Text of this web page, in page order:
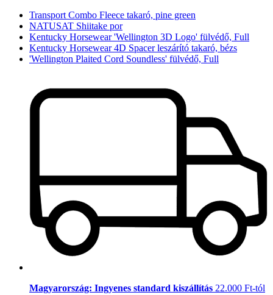
Transport Combo Fleece takaró, pine green
NATUSAT Shiitake por
Kentucky Horsewear 'Wellington 3D Logo' fülvédő, Full
Kentucky Horsewear 4D Spacer leszárító takaró, bézs
'Wellington Plaited Cord Soundless' fülvédő, Full
Magyarország: Ingyenes standard kiszállítás 22.000 Ft-tól